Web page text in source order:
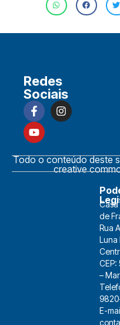
Redes
Sociais
Todo o conteúdo deste
creative
de
Rua
Luna
–
E-